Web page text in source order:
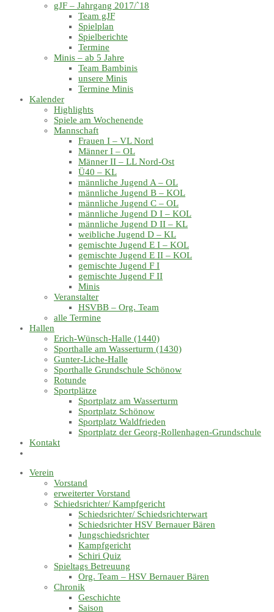
gJF – Jahrgang 2017/`18
Team gJF
Spielplan
Spielberichte
Termine
Minis – ab 5 Jahre
Team Bambinis
unsere Minis
Termine Minis
Kalender
Highlights
Spiele am Wochenende
Mannschaft
Frauen I – VL Nord
Männer I – OL
Männer II – LL Nord-Ost
Ü40 – KL
männliche Jugend A – OL
männliche Jugend B – KOL
männliche Jugend C – OL
männliche Jugend D I – KOL
männliche Jugend D II – KL
weibliche Jugend D – KL
gemischte Jugend E I – KOL
gemischte Jugend E II – KOL
gemischte Jugend F I
gemischte Jugend F II
Minis
Veranstalter
HSVBB – Org. Team
alle Termine
Hallen
Erich-Wünsch-Halle (1440)
Sporthalle am Wasserturm (1430)
Gunter-Liche-Halle
Sporthalle Grundschule Schönow
Rotunde
Sportplätze
Sportplatz am Wasserturm
Sportplatz Schönow
Sportplatz Waldfrieden
Sportplatz der Georg-Rollenhagen-Grundschule
Kontakt
Verein
Vorstand
erweiterter Vorstand
Schiedsrichter/ Kampfgericht
Schiedsrichter/ Schiedsrichterwart
Schiedsrichter HSV Bernauer Bären
Jungschiedsrichter
Kampfgericht
Schiri Quiz
Spieltags Betreuung
Org. Team – HSV Bernauer Bären
Chronik
Geschichte
Saison